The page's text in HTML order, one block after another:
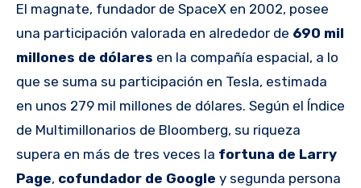
El magnate, fundador de SpaceX en 2002, posee
una participación valorada en alrededor de 690 mil
millones de dólares en la compañía espacial, a lo
que se suma su participación en Tesla, estimada
en unos 279 mil millones de dólares. Según el Índice
de Multimillonarios de Bloomberg, su riqueza
supera en más de tres veces la fortuna de Larry
Page, cofundador de Google y segunda persona